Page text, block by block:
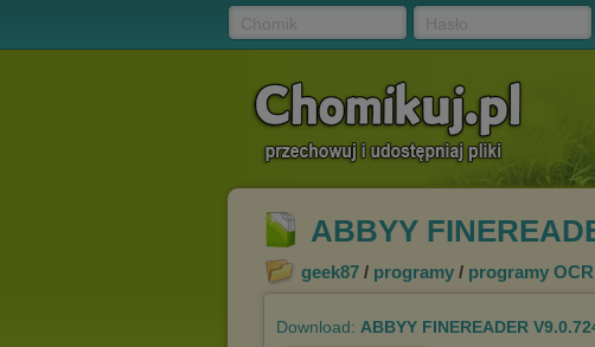
ABBYY
geek87 / programy / programy OCR
Download: ABBYY FINEREADER